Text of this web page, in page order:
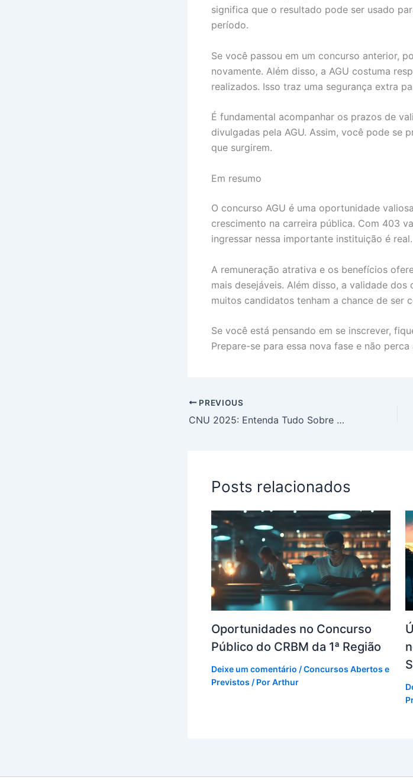
significa que o resultado pode ser usado
período.
Se você passou em um concurso anterior,
novamente. Além disso, a AGU costuma
realizados. Isso traz uma segurança extra
É fundamental acompanhar os prazos de
divulgadas pela AGU. Assim, você pode se
que surgirem.
Em resumo
O concurso AGU é uma oportunidade
crescimento na carreira pública. Com 403
ingressar nessa importante instituição é real.
A remuneração atrativa e os benefícios
mais desejáveis. Além disso, a validade
muitos candidatos tenham a chance de ser
Se você está pensando em se inscrever,
Prepare-se para essa nova fase e não
PREVIOUS
CNU 2025: Entenda Tudo Sobre Cargos Intermediários e Vagas
Posts relacionados
Oportunidades no Concurso
Público do CRBM da 1ª Região
Deixe um comentário /Concursos Abertos e
Previstos / PorArthur